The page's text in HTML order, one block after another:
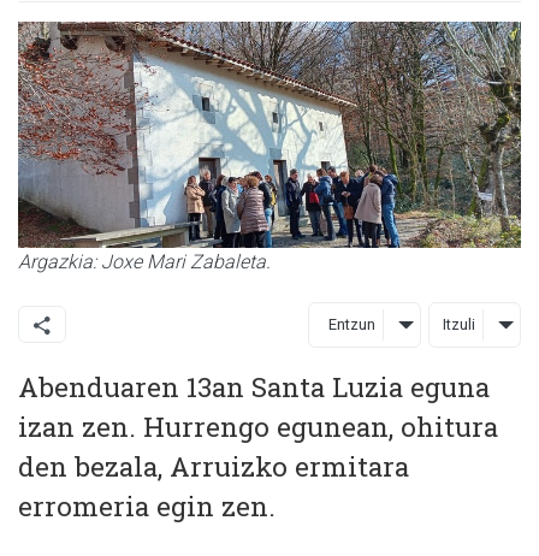
Argazkia: Joxe Mari Zabaleta.
Entzun Itzuli
Abenduaren 13an Santa Luzia eguna
izan zen. Hurrengo egunean, ohitura
den bezala, Arruizko ermitara
erromeria egin zen.